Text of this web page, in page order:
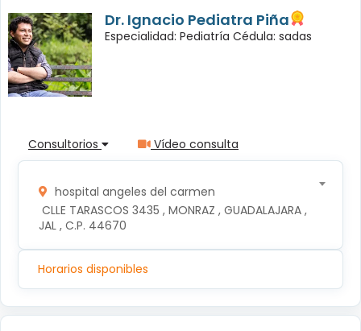
Dr. Ignacio Pediatra Piña
Especialidad: Pediatría Cédula: sadas
Consultorios Vídeo consulta
hospital angeles del carmen
JAL , C.P. 44670
Horarios disponibles